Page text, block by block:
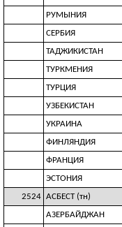
РУМЫНИЯ
СЕРБИЯ
ТАДЖИКИСТАН
ТУРКМЕНИЯ
ТУРЦИЯ
УЗБЕКИСТАН
УКРАИНА
ФИНЛЯНДИЯ
ФРАНЦИЯ
ЭСТОНИЯ
2524 АСБЕСТ (тн)
АЗЕРБАЙДЖАН